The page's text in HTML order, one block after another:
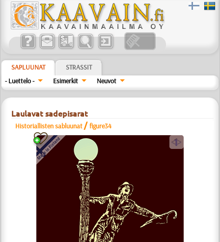
SAPLUUNAT
STRASSIT
- Luettelo -
Esimerkit Neuvot
Laulavat sadepisarat
Historiallisten sabluunat /figure34
a